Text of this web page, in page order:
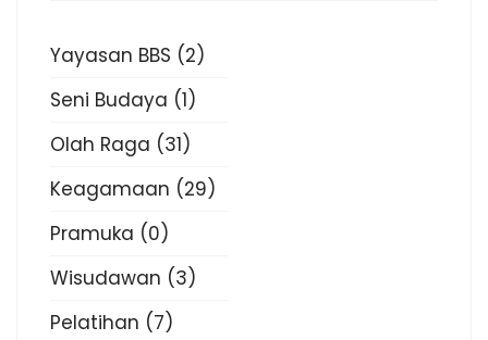
Yayasan BBS (2)
Seni Budaya (1)
Olah Raga (31)
Keagamaan (29)
Pramuka (0)
Wisudawan (3)
Pelatihan (7)